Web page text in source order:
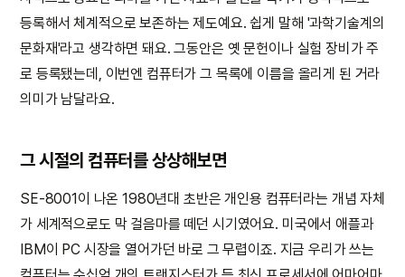
등록해서 체계적으로 보존하는 제도예요. 쉽게 말해 '과학기술계의
문화재'라고 생각하면 돼요. 그동안은 옛 문헌이나 실험 장비가 주
로 등록됐는데, 이번엔 컴퓨터가 그 목록에 이름을 올리게 된 거라
의미가 남달라요.
그 시절의 컴퓨터를 상상해보면
SE-8001이 나온 1980년대 초반은 개인용 컴퓨터라는 개념 자체
가 세계적으로도 막 걸음마를 떼던 시기였어요. 미국에서 애플과
IBM이 PC 시장을 열어가던 바로 그 무렵이죠. 지금 우리가 쓰는